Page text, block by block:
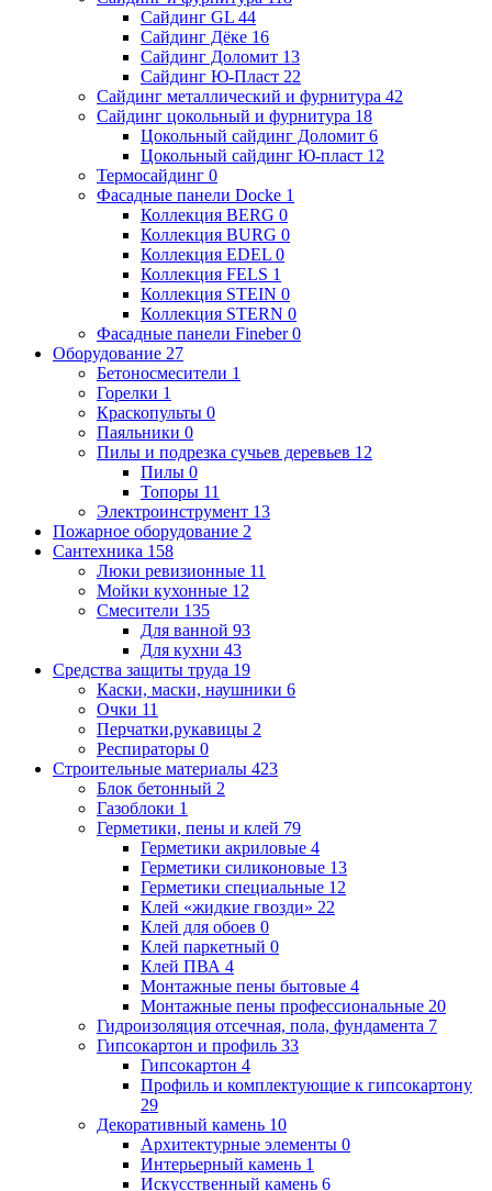
Сайдинг GL 44
Сайдинг Дёке 16
Сайдинг Доломит 13
Сайдинг Ю-Пласт 22
Сайдинг металлический и фурнитура 42
Сайдинг цокольный и фурнитура 18
Цокольный сайдинг Доломит 6
Цокольный сайдинг Ю-пласт 12
Термосайдинг 0
Фасадные панели Docke 1
Коллекция BERG 0
Коллекция BURG 0
Коллекция EDEL 0
Коллекция FELS 1
Коллекция STEIN 0
Коллекция STERN 0
Фасадные панели Fineber0
Оборудование 27
Бетоносмесители 1
Горелки 1
Краскопульты 0
Паяльники 0
Пилы и подрезка сучьев деревьев 12
Пилы 0
Топоры 11
Электроинструмент 13
Пожарное оборудование 2
Сантехника 158
Люки ревизионные 11
Мойки кухонные 12
Смесители 135
Для ванной 93
Для кухни 43
Средства защиты труда 19
Каски, маски, наушники 6
Очки 11
Перчатки,рукавицы 2
Респираторы 0
Строительные материалы 423
Блок бетонный 2
Газоблоки 1
Герметики, пены и клей 79
Герметики акриловые 4
Герметики силиконовые 13
Герметики специальные 12
Клей «жидкие гвозди» 22
Клей для обоев 0
Клей паркетный 0
Клей ПВА 4
Монтажные пены бытовые 4
Монтажные пены профессиональные 20
Гидроизоляция отсечная, пола, фундамента 7
Гипсокартон и профиль 33
Гипсокартон 4
Профиль и комплектующие к гипсокартону
29
Декоративный камень 10
Архитектурные элементы 0
Интерьерный камень 1
Искусственный камень 6